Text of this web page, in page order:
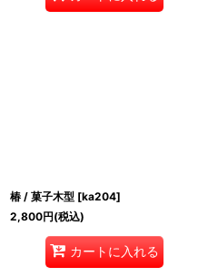
椿 / 菓子木型 [ka204]
2,800円(税込)
カートに入れる